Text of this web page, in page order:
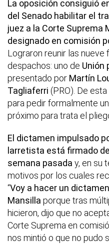
La oposición consiguió
del Senado habilitar el
juez a la Corte Suprema
designado en comisión
Lograron reunir las
despachos: uno de Unión
presentado por Martín
Tagliaferri (PRO). De
para pedir formalmente
próximo para trata el
El dictamen impulsado
larretista está firmado
semana pasada y, en su
motivos por los cuales
“Voy a hacer un
Mansilla porque tras
hicieron, dijo que no
Corte Suprema en
nos mintió o que no pudo